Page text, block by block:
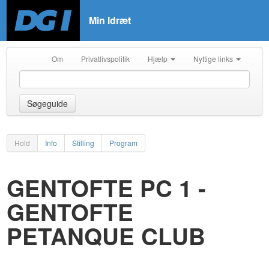
Min Idræt
Om Privatlivspolitik Hjælp Nyttige links
Søgeguide
Hold Info Stilling Program
GENTOFTE PC 1 -
GENTOFTE
PETANQUE CLUB